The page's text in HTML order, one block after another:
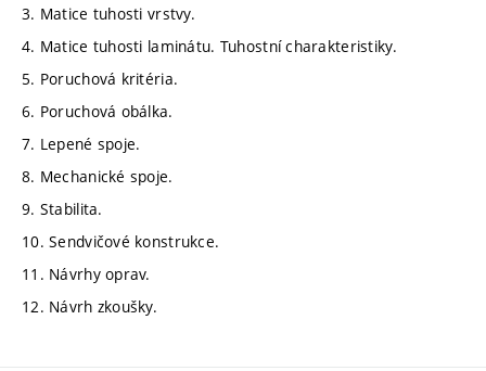
3. Matice tuhosti vrstvy.
4. Matice tuhosti laminátu. Tuhostní charakteristiky.
5. Poruchová kritéria.
6. Poruchová obálka.
7. Lepené spoje.
8. Mechanické spoje.
9. Stabilita.
10. Sendvičové konstrukce.
11. Návrhy oprav.
12. Návrh zkoušky.